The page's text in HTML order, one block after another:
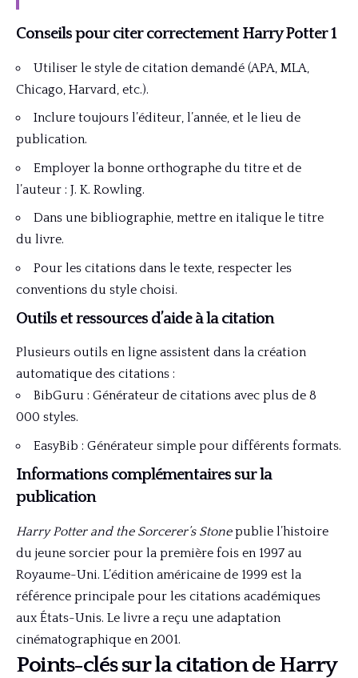
Conseils pour citer correctement Harry Potter 1
Utiliser le style de citation demandé (APA, MLA,
Chicago, Harvard, etc.).
Inclure toujours l’éditeur, l’année, et le lieu de
publication.
Employer la bonne orthographe du titre et de
l’auteur : J. K. Rowling.
Dans une bibliographie, mettre en italique le titre
du livre.
Pour les citations dans le texte, respecter les
conventions du style choisi.
Outils et ressources d’aide à la citation
Plusieurs outils en ligne assistent dans la création
automatique des citations :
BibGuru : Générateur de citations avec plus de 8
000 styles.
EasyBib : Générateur simple pour différents formats.
Informations complémentaires sur la
publication
Harry Potter and the Sorcerer’s Stonepublie l’histoire
du jeune sorcier pour la première fois en 1997 au
Royaume-Uni. L’édition américaine de 1999 est la
référence principale pour les citations académiques
aux États-Unis. Le livre a reçu une adaptation
cinématographique en 2001.
Points-clés sur la citation de Harry